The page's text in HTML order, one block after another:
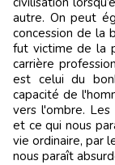
autre. On peut
concession de la
fut victime de la
carrière
est celui du
capacité de
vers l'ombre.
et ce qui nous
vie ordinaire, par
nous paraît